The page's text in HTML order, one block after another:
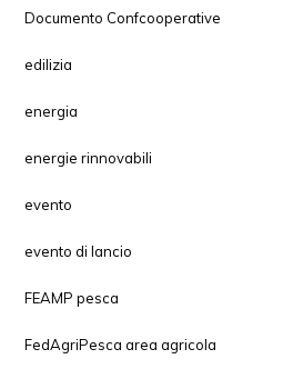
Documento Confcooperative
edilizia
energia
energie rinnovabili
evento
evento di lancio
FEAMP pesca
FedAgriPesca area agricola